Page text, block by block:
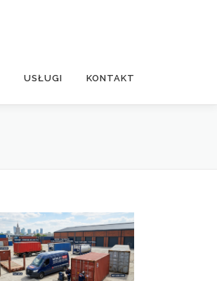
USŁUGI KONTAKT